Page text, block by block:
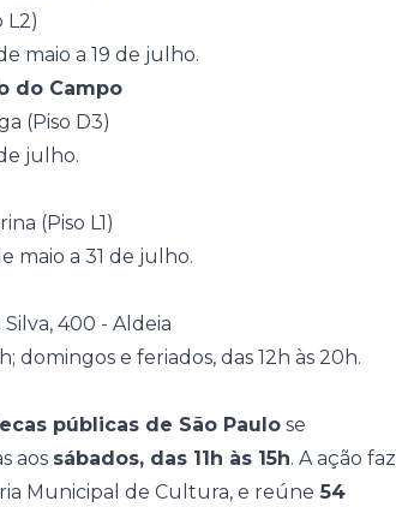
L2)
maio a 19 de julho.
do Campo
(Piso D3)
julho.
(Piso L1)
maio a 31 de julho.
400 - Aldeia
domingos e feriados, das 12h às 20h.
públicas de São Paulo se
aos sábados, das 11h às 15h. A ação faz
Municipal de Cultura, e reúne 54